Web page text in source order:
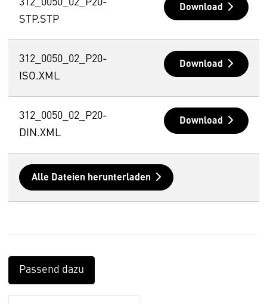
312_0050_02_P20-
STP.STP
Download
312_0050_02_P20-
ISO.XML
Download
312_0050_02_P20-
DIN.XML
Download
Alle Dateien herunterladen
Passend dazu